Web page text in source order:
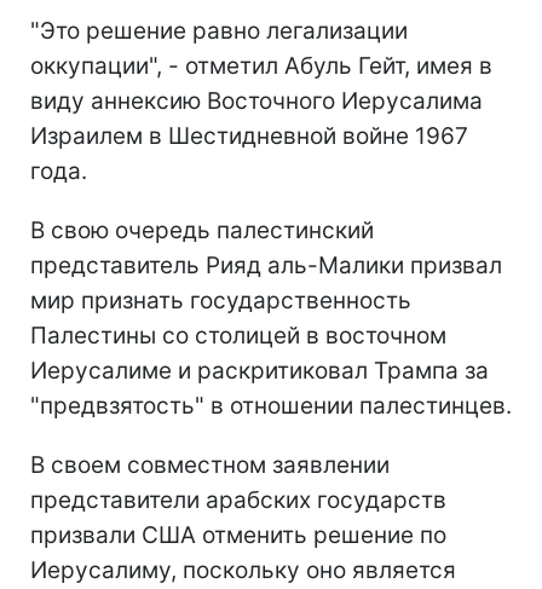
"Это решение равно легализации
оккупации", - отметил Абуль Гейт, имея в
виду аннексию Восточного Иерусалима
Израилем в Шестидневной войне 1967
года.
В свою очередь палестинский
представитель Рияд аль-Малики призвал
мир признать государственность
Палестины со столицей в восточном
Иерусалиме и раскритиковал Трампа за
"предвзятость" в отношении палестинцев.
В своем совместном заявлении
представители арабских государств
призвали США отменить решение по
Иерусалиму, поскольку оно является